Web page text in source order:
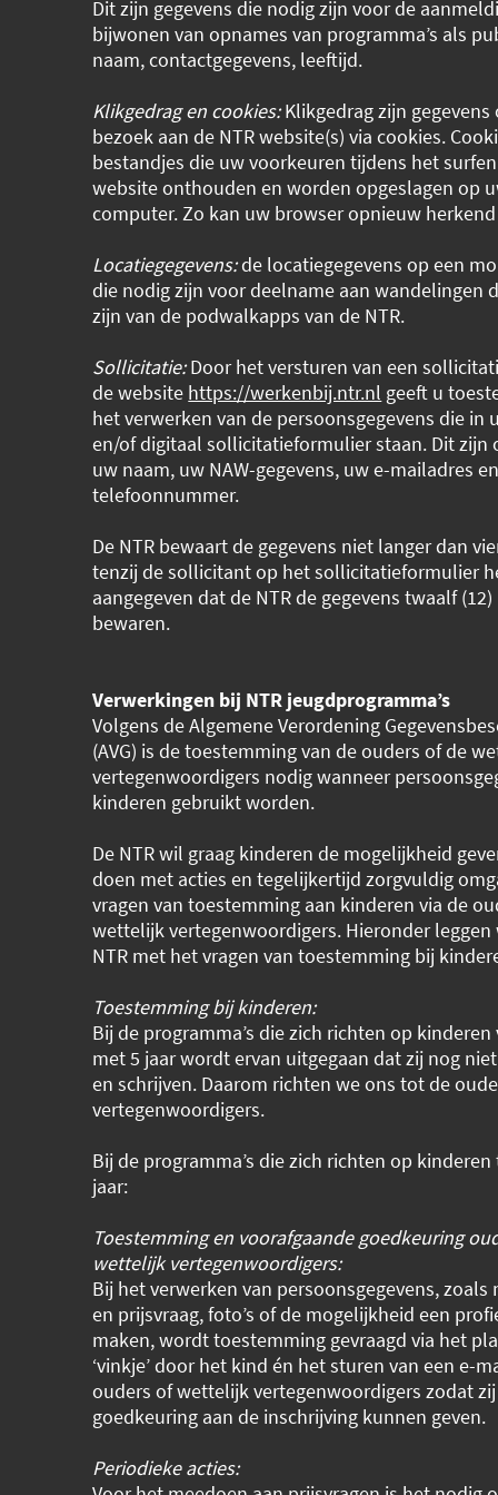
Dit zijn gegevens die nodig zijn voor de
bijwonen van opnames van programma’s als
naam, contactgegevens, leeftijd.
Klikgedrag en cookies:Klikgedrag zijn gegevens
bezoek aan de NTR website(s) via cookies.
bestandjes die uw voorkeuren tijdens het
website onthouden en worden opgeslagen op
computer. Zo kan uw browser opnieuw
Locatiegegevens:de locatiegegevens op een
die nodig zijn voor deelname aan wandelingen
zijn van de podwalkapps van de NTR.
Sollicitatie:Door het versturen van een
de website https://werkenbij.ntr.nl geeft u
het verwerken van de persoonsgegevens die in
en/of digitaal sollicitatieformulier staan. Dit zijn
uw naam, uw NAW-gegevens, uw e-mailadres
telefoonnummer.
De NTR bewaart de gegevens niet langer dan
tenzij de sollicitant op het sollicitatieformulier
aangegeven dat de NTR de gegevens twaalf
bewaren.
Verwerkingen bij NTR jeugdprogramma’s
Volgens de Algemene Verordening
(AVG) is de toestemming van de ouders of de
vertegenwoordigers nodig wanneer
kinderen gebruikt worden.
De NTR wil graag kinderen de mogelijkheid
doen met acties en tegelijkertijd zorgvuldig
vragen van toestemming aan kinderen via de
wettelijk vertegenwoordigers. Hieronder
NTR met het vragen van toestemming bij
Toestemming bij kinderen:
Bij de programma’s die zich richten op
met 5 jaar wordt ervan uitgegaan dat zij nog
en schrijven. Daarom richten we ons tot de
vertegenwoordigers.
Bij de programma’s die zich richten op kinderen
jaar:
Toestemming en voorafgaande goedkeuring
wettelijk vertegenwoordigers:
Bij het verwerken van persoonsgegevens, zoals
en prijsvraag, foto’s of de mogelijkheid een
maken, wordt toestemming gevraagd via het
‘vinkje’ door het kind én het sturen van een e-
ouders of wettelijk vertegenwoordigers zodat
goedkeuring aan de inschrijving kunnen geven.
Periodieke acties: